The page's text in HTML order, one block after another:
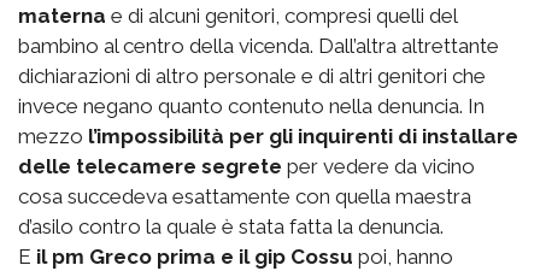
materna e di alcuni genitori, compresi quelli del
bambino al centro della vicenda. Dall’altra altrettante
dichiarazioni di altro personale e di altri genitori che
invece negano quanto contenuto nella denuncia. In
mezzo l’impossibilità per gli inquirenti di installare
delle telecamere segrete per vedere da vicino
cosa succedeva esattamente con quella maestra
d’asilo contro la quale è stata fatta la denuncia.
E il pm Greco prima e il gip Cossu poi, hanno